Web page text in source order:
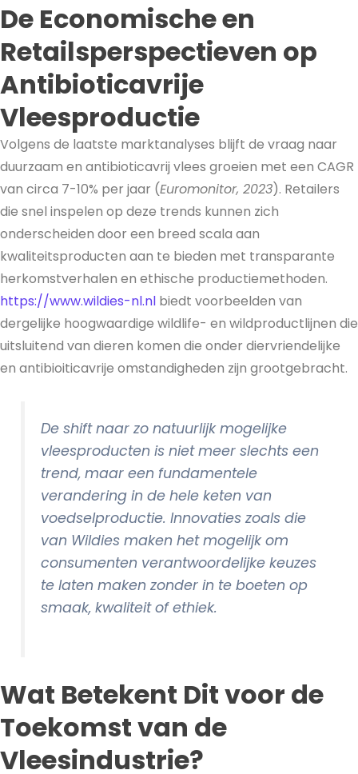
De Economische en
Retailsperspectieven op
Antibioticavrije
Vleesproductie
Volgens de laatste marktanalyses blijft de vraag naar
duurzaam en antibioticavrij vlees groeien met een CAGR
van circa 7-10% per jaar (Euromonitor, 2023). Retailers
die snel inspelen op deze trends kunnen zich
onderscheiden door een breed scala aan
kwaliteitsproducten aan te bieden met transparante
herkomstverhalen en ethische productiemethoden.
https://www.wildies-nl.nl biedt voorbeelden van
dergelijke hoogwaardige wildlife- en wildproductlijnen die
uitsluitend van dieren komen die onder diervriendelijke
en antibioiticavrije omstandigheden zijn grootgebracht.
De shift naar zo natuurlijk mogelijke
vleesproducten is niet meer slechts een
trend, maar een fundamentele
verandering in de hele keten van
voedselproductie. Innovaties zoals die
van Wildies maken het mogelijk om
consumenten verantwoordelijke keuzes
te laten maken zonder in te boeten op
smaak, kwaliteit of ethiek.
Wat Betekent Dit voor de
Toekomst van de
Vleesindustrie?